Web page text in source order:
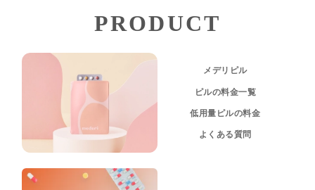
PRODUCT
メデリピル
ピルの料金一覧
低用量ピルの料金
よくある質問